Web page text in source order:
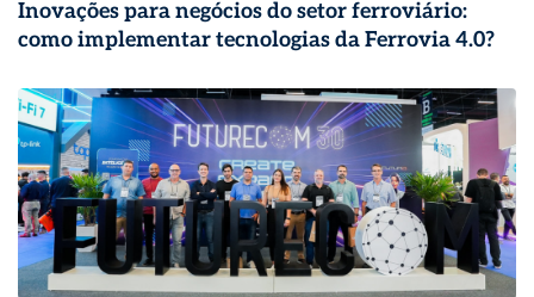
Inovações para negócios do setor ferroviário:
como implementar tecnologias da Ferrovia 4.0?